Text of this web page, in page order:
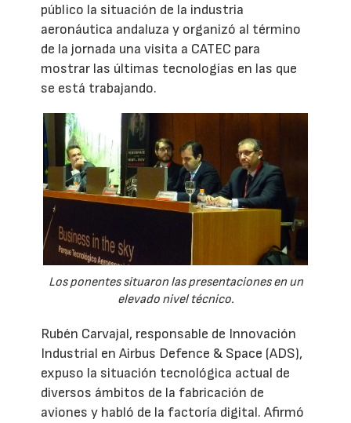
público la situación de la industria
aeronáutica andaluza y organizó al término
de la jornada una visita a CATEC para
mostrar las últimas tecnologías en las que
se está trabajando.
Los ponentes situaron las presentaciones en un
elevado nivel técnico.
Rubén Carvajal, responsable de Innovación
Industrial en Airbus Defence & Space (ADS),
expuso la situación tecnológica actual de
diversos ámbitos de la fabricación de
aviones y habló de la factoría digital. Afirmó